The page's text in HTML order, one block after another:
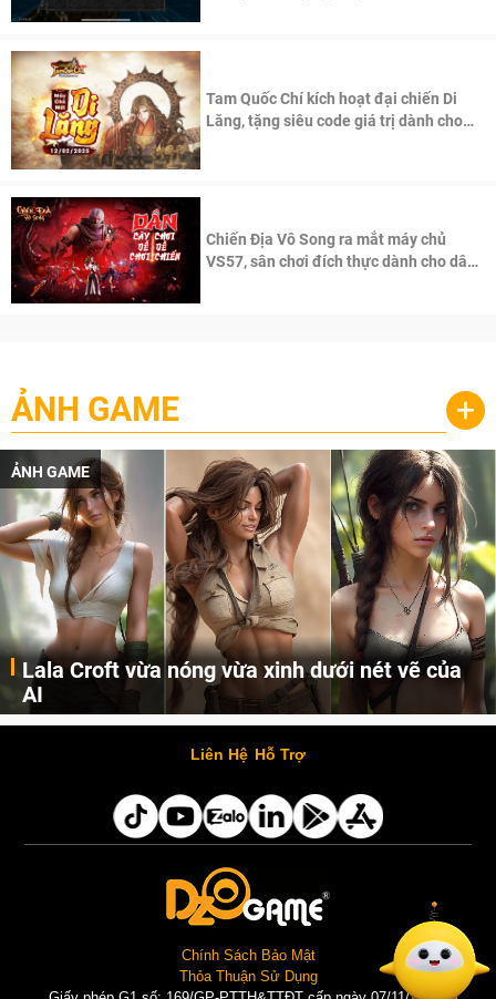
Tam Quốc Chí kích hoạt đại chiến Di
Lăng, tặng siêu code giá trị dành cho
Chiến Địa Vô Song ra mắt máy chủ
VS57, sân chơi đích thực dành cho dân
ẢNH GAME +
ẢNH GAME
Lala Croft vừa nóng vừa xinh dưới nét vẽ của
AI
Cùng đến với những hình ảnh Lala Croft của Tomb Raider dưới nét vẽ của AI. Một cô nàng xinh đẹp, nóng bỏng nhưng cũng rắn rỏi và mạnh mẽ.
Liên Hệ Hỗ Trợ
Chính Sách Bảo Mật
Thỏa Thuận Sử Dụng